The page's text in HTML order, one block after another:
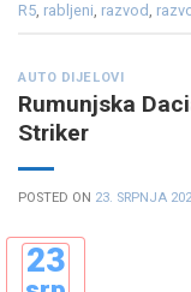
R5, rabljeni, razvod,
AUTO DIJELOVI
Rumunjska
Striker
POSTED ON 23. SRPNJA
23